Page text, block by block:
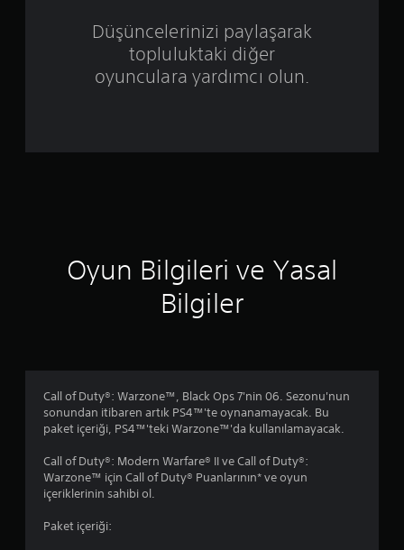
e
.
2
9
Düşüncelerinizi paylaşarak
topluluktaki diğer
oyunculara yardımcı olun.
Oyun Bilgileri ve Yasal
Bilgiler
Call of Duty®: Warzone™, Black Ops 7'nin 06. Sezonu'nun
sonundan itibaren artık PS4™'te oynanamayacak. Bu
paket içeriği, PS4™'teki Warzone™'da kullanılamayacak.
Call of Duty®: Modern Warfare® II ve Call of Duty®:
Warzone™ için Call of Duty® Puanlarının* ve oyun
içeriklerinin sahibi ol.
Paket içeriği: